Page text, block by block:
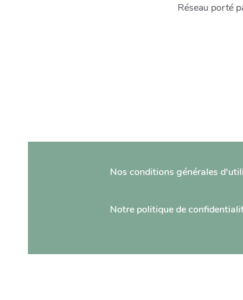
Réseau porté
Nos conditions générales
Notre politique de